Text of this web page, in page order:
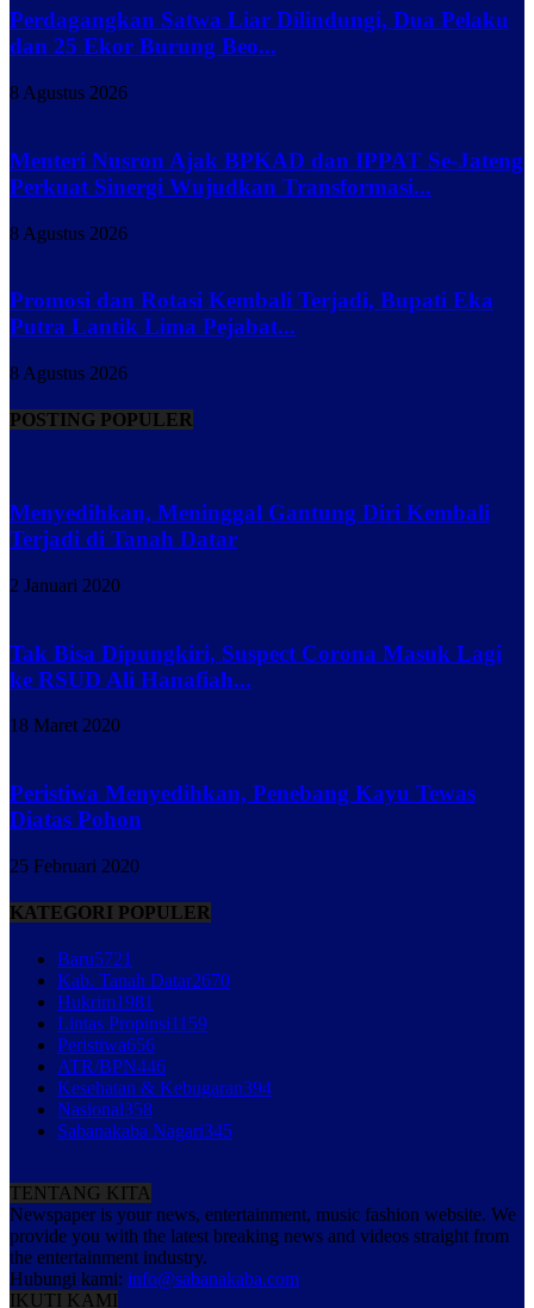
Perdagangkan Satwa Liar Dilindungi, Dua Pelaku
dan 25 Ekor Burung Beo...
8 Agustus 2026
Menteri Nusron Ajak BPKAD dan IPPAT Se-Jateng
Perkuat Sinergi Wujudkan Transformasi...
8 Agustus 2026
Promosi dan Rotasi Kembali Terjadi, Bupati Eka
Putra Lantik Lima Pejabat...
8 Agustus 2026
POSTING POPULER
Menyedihkan, Meninggal Gantung Diri Kembali
Terjadi di Tanah Datar
2 Januari 2020
Tak Bisa Dipungkiri, Suspect Corona Masuk Lagi
ke RSUD Ali Hanafiah...
18 Maret 2020
Peristiwa Menyedihkan, Penebang Kayu Tewas
Diatas Pohon
25 Februari 2020
KATEGORI POPULER
Baru5721
Kab. Tanah Datar2670
Hukrim1981
Lintas Propinsi1159
Peristiwa656
ATR/BPN446
Kesehatan & Kebugaran394
Nasional358
Sabanakaba Nagari345
TENTANG KITA
Newspaper is your news, entertainment, music fashion website. We
provide you with the latest breaking news and videos straight from
the entertainment industry.
Hubungi kami: info@sabanakaba.com
IKUTI KAMI